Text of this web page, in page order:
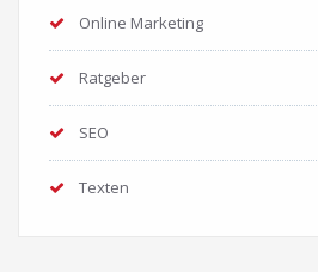
Online Marketing
Ratgeber
SEO
Texten